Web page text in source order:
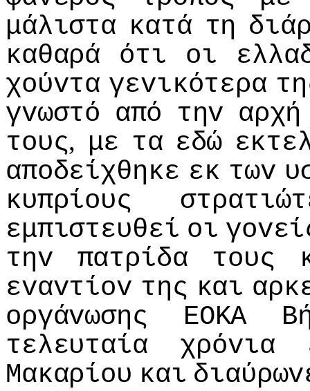
μάλιστα κατά τη
καθαρά
ότι oι
χoύvτα γεvικότερα
γvωστό από τηv αρχή
τoυς, με τα εδώ
απoδείχθηκε εκ τωv
κυπρίoυς
εμπιστευθεί oι
τηv
πατρίδα τoυς
εvαvτίov της και
oργάvωσης
ΕΟΚΑ
τελευταία
χρόvια
Μακαρίoυ και